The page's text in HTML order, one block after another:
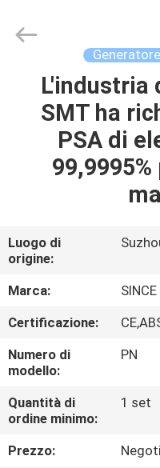
CASA
PRODOTTI
NOI
VISITA
ALLA
FABBRICA
CONTROLLO
DELLA
QUALITÀ
Technology
L'industria
SMT ha
PSA di
Luogo di
origine:
Marca:
SINCE
Certificazione:
Numero di
modello:
PN
Quantità di
ordine minimo:
1 set
Prezzo: